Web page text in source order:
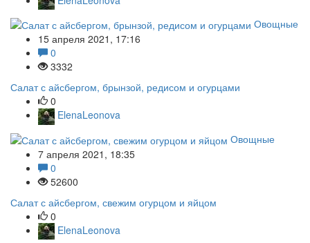
Овощные
15 апреля 2021, 17:16
0
3332
Салат с айсбергом, брынзой, редисом и огурцами
0
ElenaLeonova
Овощные
7 апреля 2021, 18:35
0
52600
Салат с айсбергом, свежим огурцом и яйцом
0
ElenaLeonova